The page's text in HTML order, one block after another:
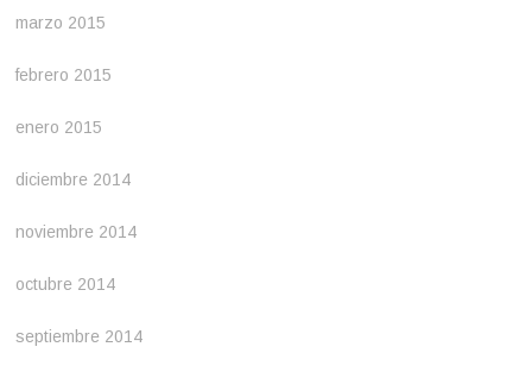
marzo 2015
febrero 2015
enero 2015
diciembre 2014
noviembre 2014
octubre 2014
septiembre 2014